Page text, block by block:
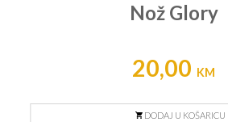
Nož Glory
20,00 KM
DODAJ U KOŠARICU